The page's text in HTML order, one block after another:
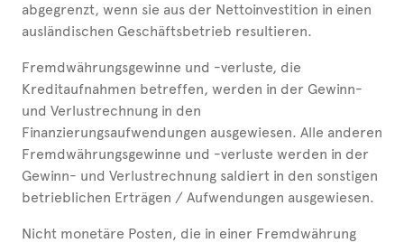
abgegrenzt, wenn sie aus der Nettoinvestition in einen
ausländischen Geschäftsbetrieb resultieren.
Fremdwährungsgewinne und -verluste, die
Kreditaufnahmen betreffen, werden in der Gewinn-
und Verlustrechnung in den
Finanzierungsaufwendungen ausgewiesen. Alle anderen
Fremdwährungsgewinne und -verluste werden in der
Gewinn- und Verlustrechnung saldiert in den sonstigen
betrieblichen Erträgen / Aufwendungen ausgewiesen.
Nicht monetäre Posten, die in einer Fremdwährung